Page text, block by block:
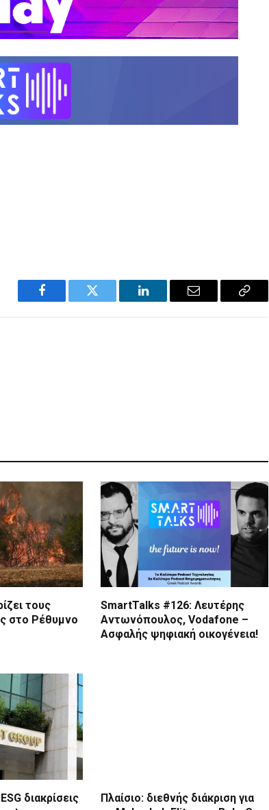
Facebook Twitter LinkedIn Email
Copy
τους
στο Ρέθυμνο
SmartTalks #126: Λευτέρης
Αντωνόπουλος, Vodafone –
Ασφαλής ψηφιακή οικογένεια!
διακρίσεις
Πλαίσιο: διεθνής διάκριση για